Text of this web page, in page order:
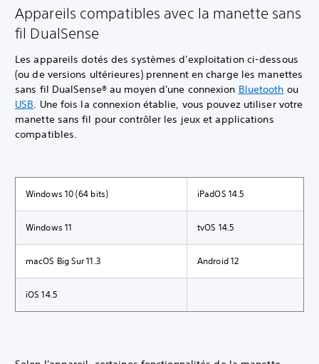
Appareils compatibles avec la manette sans
fil DualSense
Les appareils dotés des systèmes d'exploitation ci-dessous
(ou de versions ultérieures) prennent en charge les manettes
sans fil DualSense® au moyen d'une connexion Bluetooth ou
USB. Une fois la connexion établie, vous pouvez utiliser votre
manette sans fil pour contrôler les jeux et applications
compatibles.
Windows 10 (64 bits) iPadOS 14.5
Windows 11 tvOS 14.5
macOS Big Sur 11.3 Android 12
iOS 14.5